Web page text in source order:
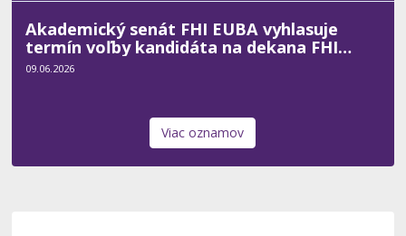
Akademický senát FHI EUBA vyhlasuje
termín voľby kandidáta na dekana FHI
EUBA pre funkčné obdobie rokov 2027 -
09.06.2026
Viac oznamov